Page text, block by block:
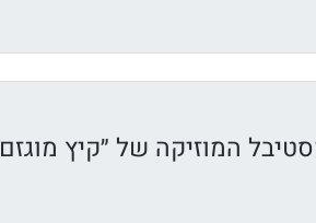
המוזיקה של ״קיץ מוגזם